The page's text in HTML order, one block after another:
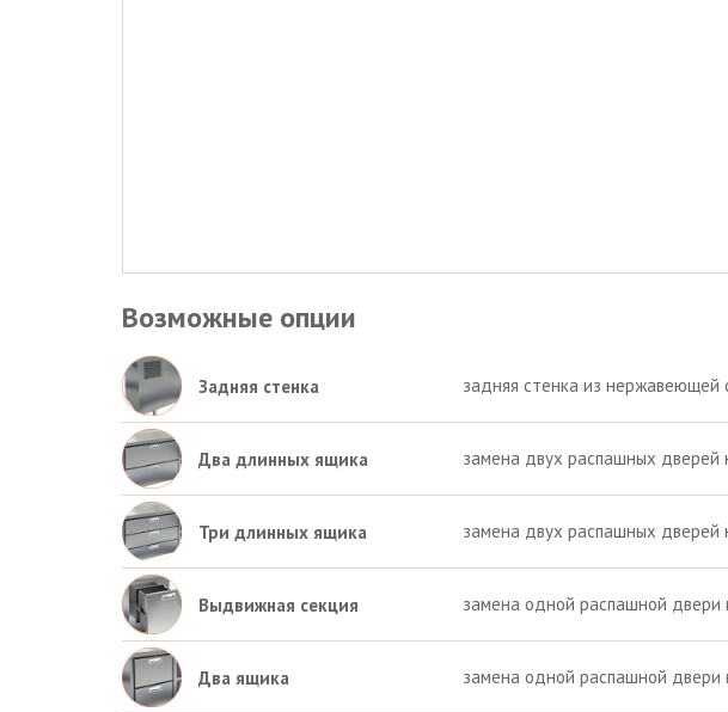
Возможные опции
Задняя стенка задняя стенка из нержавеющей
Два длинных ящика замена двух распашных
Три длинных ящика замена двух распашных
Выдвижная секция замена одной распашной
Два ящика замена одной распашной